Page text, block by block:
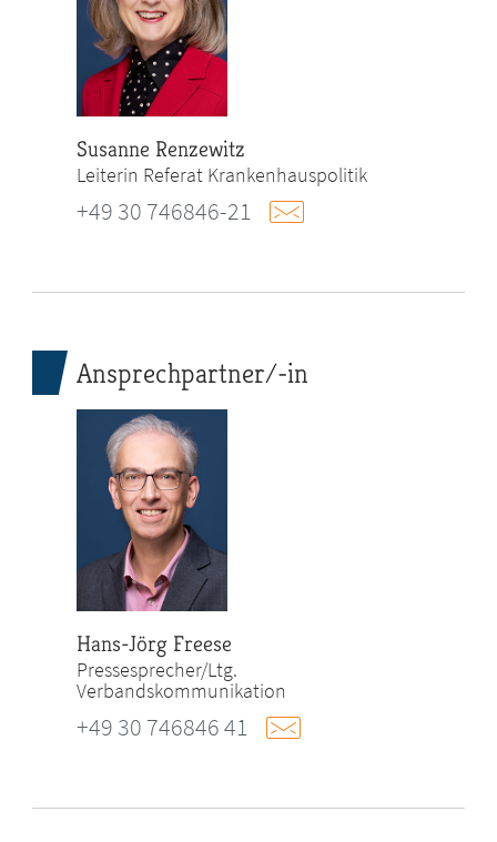
Susanne Renzewitz
Leiterin Referat Krankenhauspolitik
+49 30 746846-21
Ansprechpartner/-in
Hans-Jörg Freese
Pressesprecher/Ltg.
Verbandskommunikation
+49 30 746846 41